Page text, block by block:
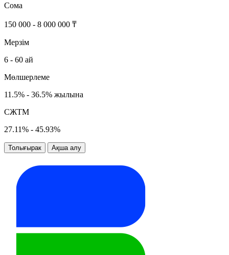
Сома
150 000 - 8 000 000 ₸
Мерзім
6 - 60 ай
Мөлшерлеме
11.5% - 36.5% жылына
СЖТМ
27.11% - 45.93%
Толығырак Ақша алу